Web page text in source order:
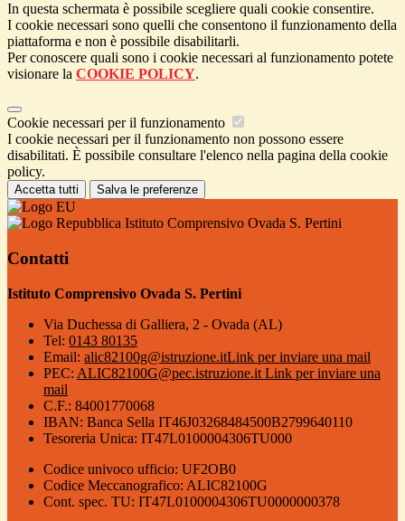
In questa schermata è possibile scegliere quali cookie consentire.
I cookie necessari sono quelli che consentono il funzionamento della
piattaforma e non è possibile disabilitarli.
Per conoscere quali sono i cookie necessari al funzionamento potete
visionare la COOKIE POLICY.
Cookie necessari per il funzionamento
I cookie necessari per il funzionamento non possono essere
disabilitati. È possibile consultare l'elenco nella pagina della cookie
policy.
Accetta tutti Salva le preferenze
Istituto Comprensivo Ovada S. Pertini
Contatti
Istituto Comprensivo Ovada S. Pertini
Via Duchessa di Galliera, 2 - Ovada (AL)
Tel: 0143 80135
Email: alic82100g@istruzione.itLink per inviare una mail
PEC: ALIC82100G@pec.istruzione.it Link per inviare una
mail
C.F.: 84001770068
IBAN: Banca Sella IT46J03268484500B2799640110
Tesoreria Unica: IT47L0100004306TU000
Codice univoco ufficio: UF2OB0
Codice Meccanografico: ALIC82100G
Cont. spec. TU: IT47L0100004306TU0000000378